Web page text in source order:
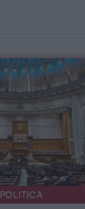
POLITICA